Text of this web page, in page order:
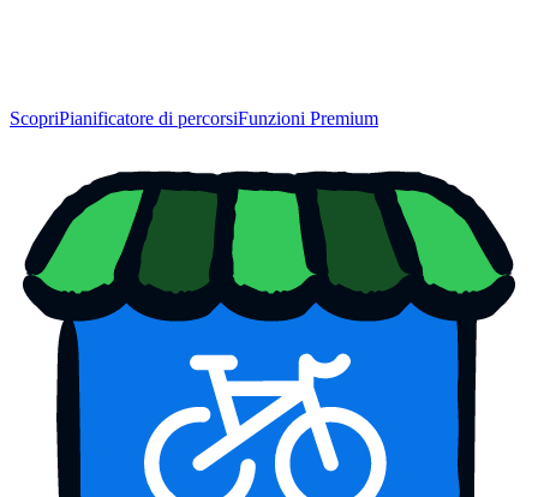
ScopriPianificatore di percorsiFunzioni Premium